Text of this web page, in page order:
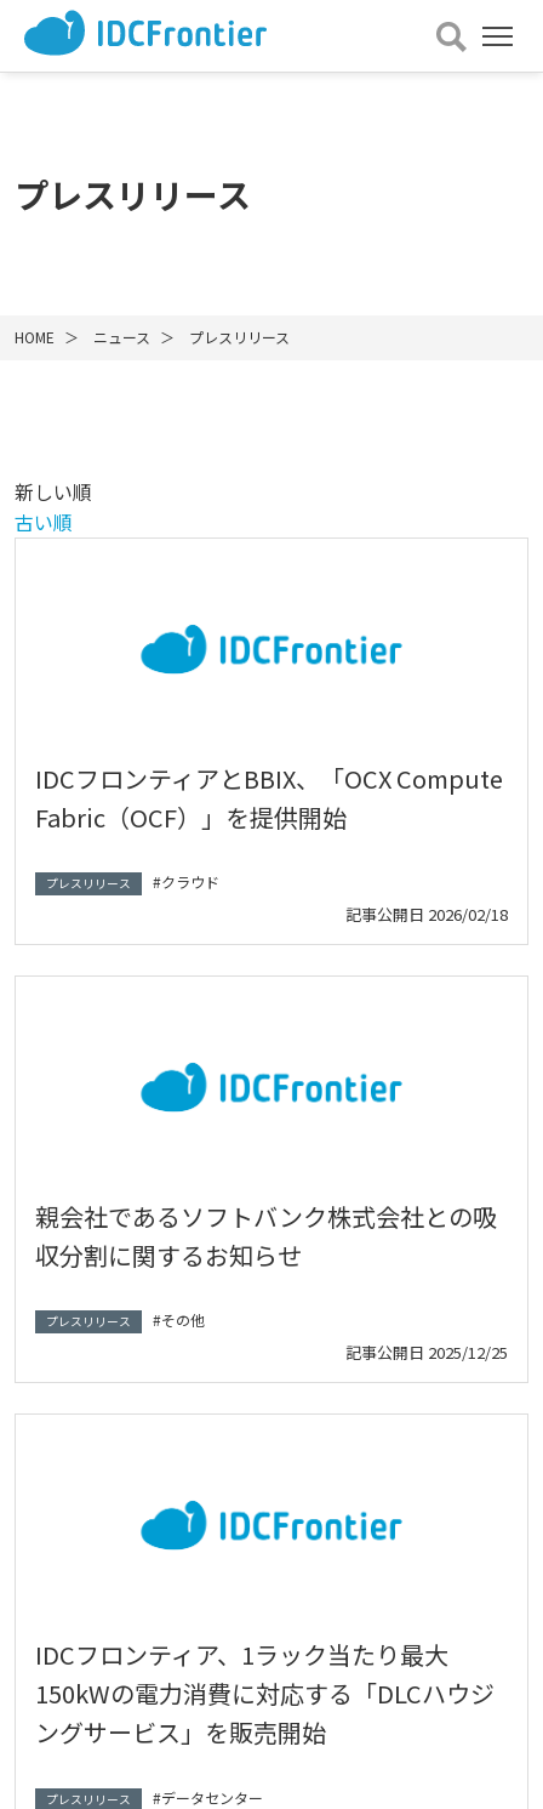
メ
ニュー
を
プレスリリース
HOME ニュース プレスリリース
新しい順
古い順
IDCフロンティアとBBIX、「OCX Compute
Fabric（OCF）」を提供開始
プレスリリース クラウド
記事公開日 2026/02/18
親会社であるソフトバンク株式会社との吸
収分割に関するお知らせ
プレスリリース その他
記事公開日 2025/12/25
IDCフロンティア、1ラック当たり最大
150kWの電力消費に対応する「DLCハウジ
ングサービス」を販売開始
プレスリリース データセンター